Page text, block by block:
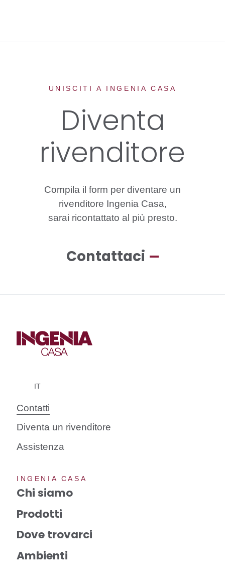
UNISCITI A INGENIA CASA
Diventa
rivenditore
Compila il form per diventare un
rivenditore Ingenia Casa,
sarai ricontattato al più presto.
Contattaci
Contatti
Diventa un rivenditore
Assistenza
INGENIA CASA
Chi siamo
Prodotti
Dove trovarci
Ambienti